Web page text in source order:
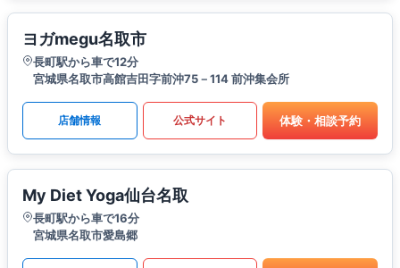
ヨガmegu名取市
長町駅から車で12分
宮城県名取市高館吉田字前沖75－114 前沖集会所
店舗情報 公式サイト 体験・相談予約
My Diet Yoga仙台名取
長町駅から車で16分
宮城県名取市愛島郷